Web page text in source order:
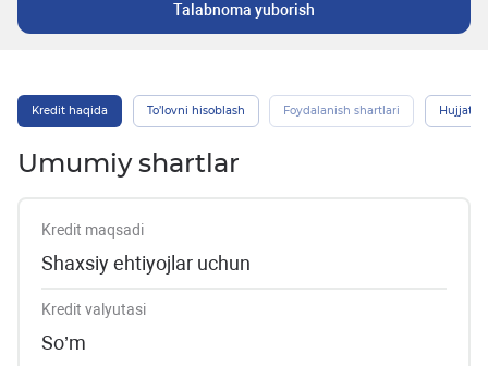
Talabnoma yuborish
Kredit haqida To’lovni hisoblash Foydalanish shartlari Hujjatlar
Umumiy shartlar
Kredit maqsadi
Shaxsiy ehtiyojlar uchun
Kredit valyutasi
So’m